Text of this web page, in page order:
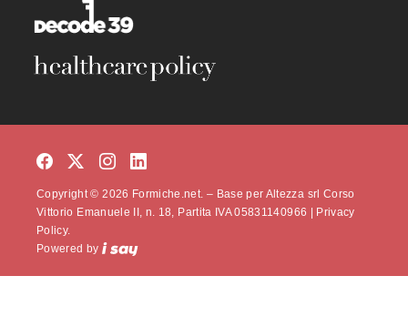
Copyright © 2026 Formiche.net. – Base per Altezza srl Corso
Vittorio Emanuele II, n. 18, Partita IVA 05831140966 | Privacy
Policy.
Powered by